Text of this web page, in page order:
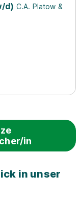
d) C.A. Platow &
in
in unser